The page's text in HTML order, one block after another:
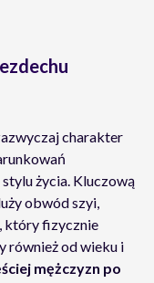
charakter
życia. Kluczową
obwód szyi,
który fizycznie
również od wieku i
mężczyzn po